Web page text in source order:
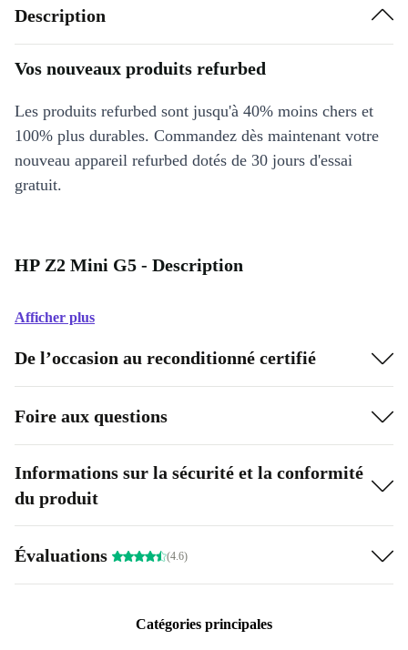
Description
Vos nouveaux produits refurbed
Les produits refurbed sont jusqu'à 40% moins chers et
100% plus durables. Commandez dès maintenant votre
nouveau appareil refurbed dotés de 30 jours d'essai
gratuit.
HP Z2 Mini G5 - Description
Afficher plus
De l’occasion au reconditionné certifié
Foire aux questions
Informations sur la sécurité et la conformité
du produit
Évaluations (4.6)
Catégories principales